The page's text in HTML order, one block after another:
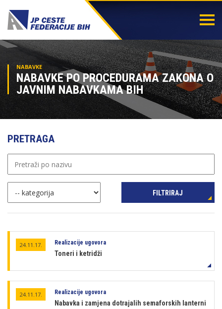
NABAVKE
NABAVKE PO PROCEDURAMA ZAKONA O
JAVNIM NABAVKAMA BIH
PRETRAGA
FILTRIRAJ
24.11.17. Realizacije ugovora
Toneri i ketridži
24.11.17. Realizacije ugovora
Nabavka i zamjena dotrajalih semaforskih lanterni